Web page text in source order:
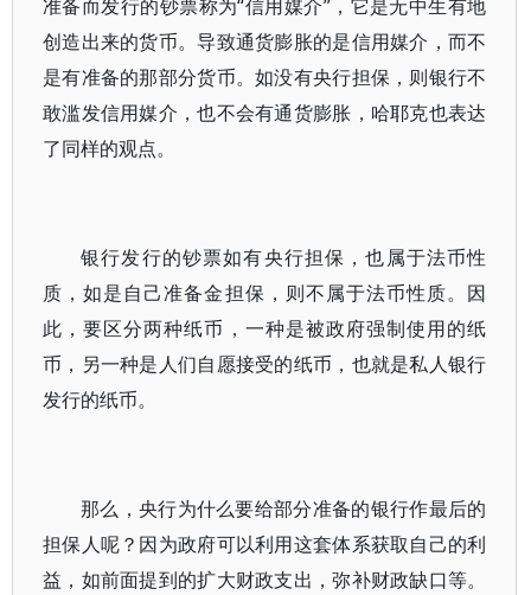
准备而发行的钞票称为“信用媒介”，它是无中生有地
创造出来的货币。导致通货膨胀的是信用媒介，而不
是有准备的那部分货币。如没有央行担保，则银行不
敢滥发信用媒介，也不会有通货膨胀，哈耶克也表达
了同样的观点。
银行发行的钞票如有央行担保，也属于法币性
质，如是自己准备金担保，则不属于法币性质。因
此，要区分两种纸币，一种是被政府强制使用的纸
币，另一种是人们自愿接受的纸币，也就是私人银行
发行的纸币。
那么，央行为什么要给部分准备的银行作最后的
担保人呢？因为政府可以利用这套体系获取自己的利
益，如前面提到的扩大财政支出，弥补财政缺口等。